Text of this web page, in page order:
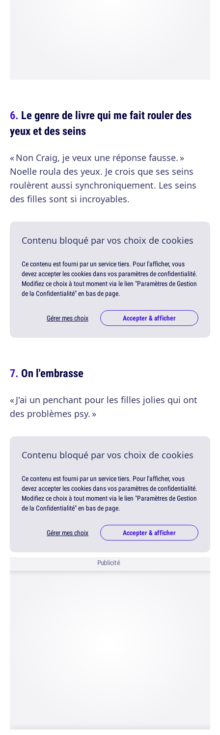
Le genre de livre qui me fait rouler des
yeux et des seins
« Non Craig, je veux une réponse fausse. »
Noelle roula des yeux. Je crois que ses seins
roulèrent aussi synchroniquement. Les seins
des filles sont si incroyables.
Contenu bloqué par vos choix de cookies
Ce contenu est fourni par un service tiers. Pour l'afficher, vous
devez accepter les cookies dans vos paramètres de confidentialité.
Modifiez ce choix à tout moment via le lien "Paramètres de Gestion
de la Confidentialité" en bas de page.
Gérer mes choix Accepter & afficher
On l'embrasse
« J'ai un penchant pour les filles jolies qui ont
des problèmes psy. »
Contenu bloqué par vos choix de cookies
Ce contenu est fourni par un service tiers. Pour l'afficher, vous
devez accepter les cookies dans vos paramètres de confidentialité.
Modifiez ce choix à tout moment via le lien "Paramètres de Gestion
de la Confidentialité" en bas de page.
Gérer mes choix Accepter & afficher
Publicité